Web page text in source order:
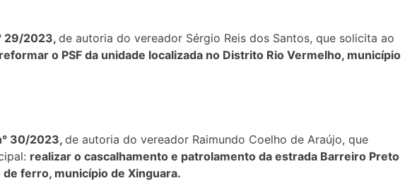
29/2023, de autoria do vereador Sérgio Reis dos Santos, que solicita ao
o PSF da unidade localizada no Distrito Rio Vermelho, município
30/2023,de autoria do vereador Raimundo Coelho de Araújo, que
realizar o cascalhamento e patrolamento da estrada Barreiro Preto
ferro, município de Xinguara.